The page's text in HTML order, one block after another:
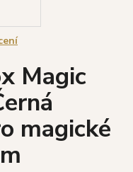
Magic
magické